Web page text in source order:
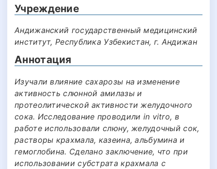
Учреждение
Андижанский государственный медицинский
институт, Республика Узбекистан, г. Андижан
Аннотация
Изучали влияние сахарозы на изменение
активность слюнной амилазы и
протеолитической активности желудочного
сока. Исследование проводили in vitro, в
работе использовали слюну, желудочный сок,
растворы крахмала, казеина, альбумина и
гемоглобина. Сделано заключение, что при
использовании субстрата крахмала с